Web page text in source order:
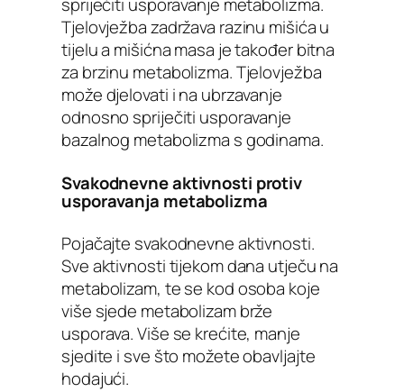
spriječiti usporavanje metabolizma.
Tjelovježba zadržava razinu mišića u
tijelu a mišićna masa je također bitna
za brzinu metabolizma. Tjelovježba
može djelovati i na ubrzavanje
odnosno spriječiti usporavanje
bazalnog metabolizma s godinama.
Svakodnevne aktivnosti protiv
usporavanja metabolizma
Pojačajte svakodnevne aktivnosti.
Sve aktivnosti tijekom dana utječu na
metabolizam, te se kod osoba koje
više sjede metabolizam brže
usporava. Više se krećite, manje
sjedite i sve što možete obavljajte
hodajući.